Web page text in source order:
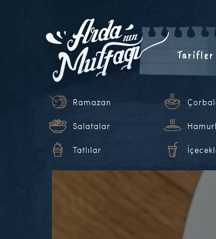
Tarifler
Ramazan
Salatalar
Tatlılar